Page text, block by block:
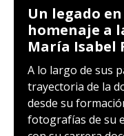
Un legado
homenaje a
María Isabel
A lo largo de sus
trayectoria de la
desde su
fotografías de su